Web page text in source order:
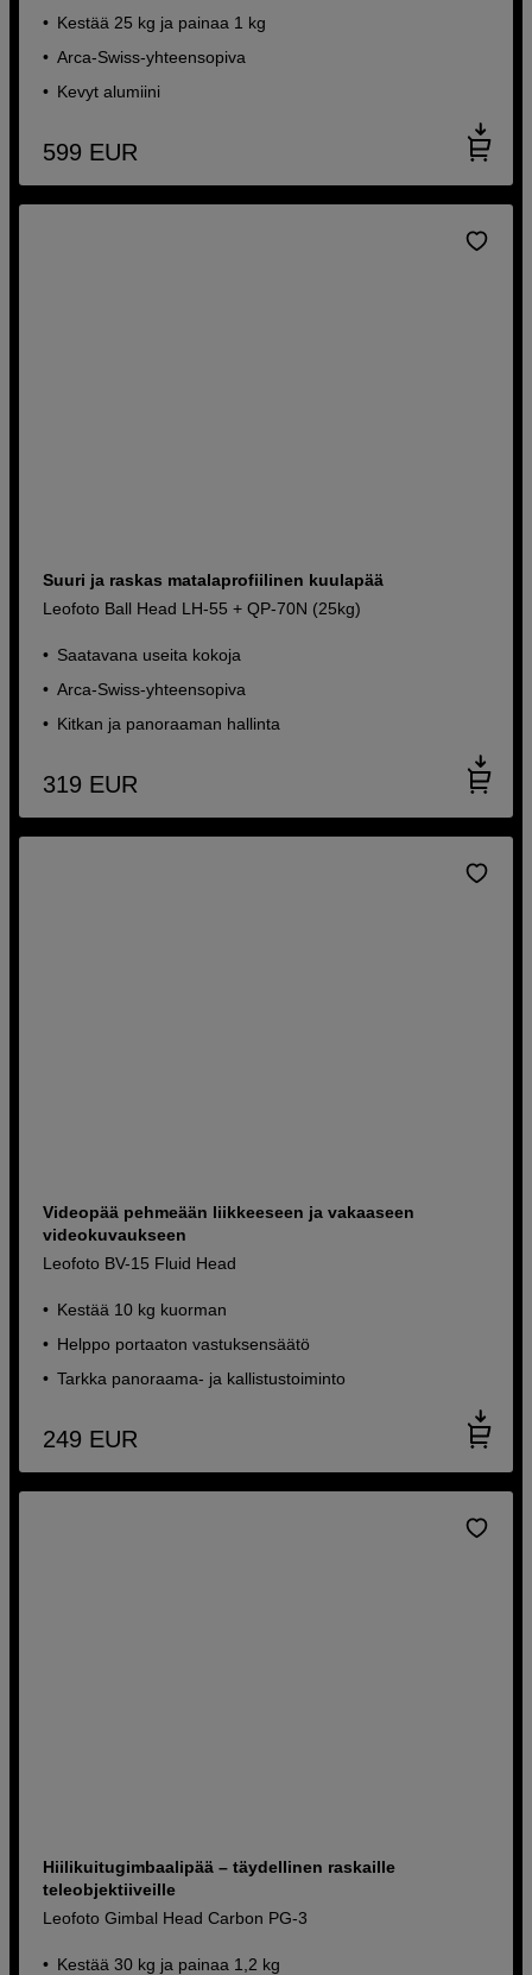
Kestää 25 kg ja painaa 1 kg
Arca-Swiss-yhteensopiva
Kevyt alumiini
599 EUR
Suuri ja raskas matalaprofiilinen kuulapää
Leofoto Ball Head LH-55 + QP-70N (25kg)
Saatavana useita kokoja
Arca-Swiss-yhteensopiva
Kitkan ja panoraaman hallinta
319 EUR
Videopää pehmeään liikkeeseen ja vakaaseen
videokuvaukseen
Leofoto BV-15 Fluid Head
Kestää 10 kg kuorman
Helppo portaaton vastuksensäätö
Tarkka panoraama- ja kallistustoiminto
249 EUR
Hiilikuitugimbaalipää – täydellinen raskaille
teleobjektiiveille
Leofoto Gimbal Head Carbon PG-3
Kestää 30 kg ja painaa 1,2 kg